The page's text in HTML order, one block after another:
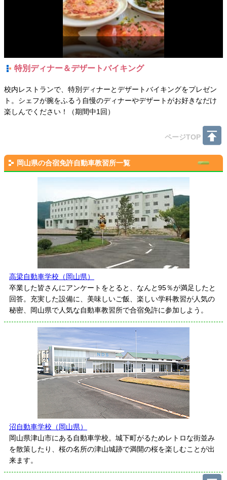
特別ディナー＆デザートバイキング
校内レストランで、特別ディナーとデザートバイキングをプレゼン
ト。シェフが腕をふるう自慢のディナーやデザートがお好きなだけ
楽しんでください！（期間中1回）
ページTOP
岡山県の合宿免許自動車教習所一覧
高梁自動車学校（岡山県）
卒業した皆さんにアンケートをとると、なんと95％が満足したと
回答。充実した設備に、美味しいご飯、楽しい学科教習が人気の
秘密、岡山県で人気な自動車教習所で合宿免許に参加しよう。
沼自動車学校（岡山県）
岡山県津山市にある自動車学校。城下町がるためレトロな街並み
を散策したり、桜の名所の津山城跡で満開の桜を楽しむことが出
来ます。